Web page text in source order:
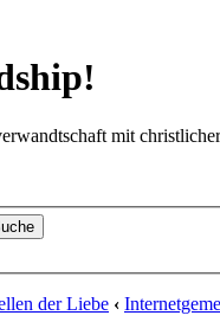
mit
der Liebe ‹